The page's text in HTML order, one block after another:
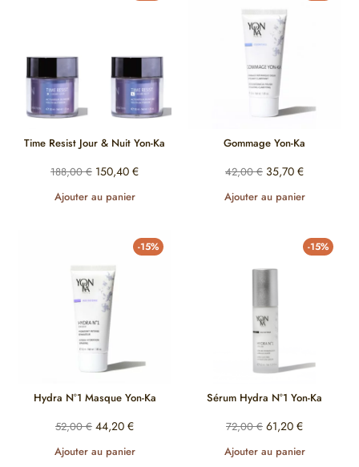
Time Resist Jour & Nuit Yon-Ka
188,00€ 150,40 €
Ajouter au panier
Gommage Yon-Ka
42,00€ 35,70 €
Ajouter au panier
-15%
Hydra N°1 Masque Yon-Ka
52,00€ 44,20 €
Ajouter au panier
-15%
Sérum Hydra N°1 Yon-Ka
72,00€ 61,20 €
Ajouter au panier